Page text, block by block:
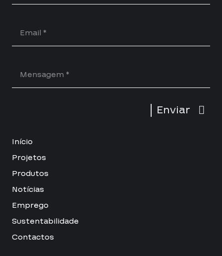
Enviar
Início
Projetos
Produtos
Notícias
Emprego
Sustentabilidade
Contactos